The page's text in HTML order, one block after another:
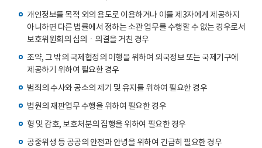
개인정보를 목적 외의 용도로 이용하거나 이를 제3자에게 제공하지
아니하면 다른 법률에서 정하는 소관 업무를 수행할 수 없는 경우로서
보호위원회의 심의ㆍ의결을 거친 경우
조약, 그 밖의 국제협정의 이행을 위하여 외국정보 또는 국제기구에
제공하기 위하여 필요한 경우
범죄의 수사와 공소의 제기 및 유지를 위하여 필요한 경우
법원의 재판업무 수행을 위하여 필요한 경우
형 및 감호, 보호처분의 집행을 위하여 필요한 경우
공중위생 등 공공의 안전과 안녕을 위하여 긴급히 필요한 경우